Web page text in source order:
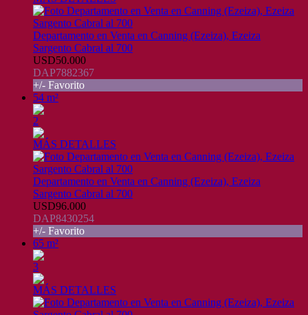
Departamento en Venta en Canning (Ezeiza), Ezeiza
Sargento Cabral al 700
USD50.000
DAP7882367
+/- Favorito
54 m²
2
MÁS DETALLES
Departamento en Venta en Canning (Ezeiza), Ezeiza
Sargento Cabral al 700
USD96.000
DAP8430254
+/- Favorito
65 m²
3
MÁS DETALLES